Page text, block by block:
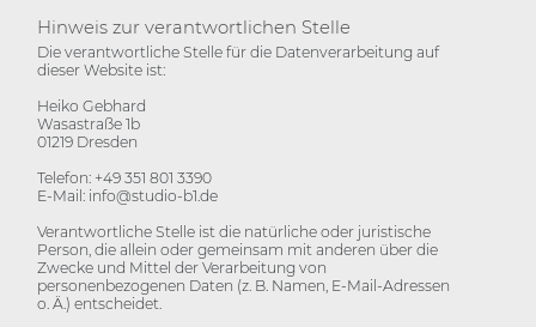
Hinweis zur verantwortlichen Stelle
Die verantwortliche Stelle für die Datenverarbeitung auf
dieser Website ist:
Heiko Gebhard
Wasastraße 1b
01219 Dresden
Telefon: +49 351 801 3390
E-Mail: info@studio-b1.de
Verantwortliche Stelle ist die natürliche oder juristische
Person, die allein oder gemeinsam mit anderen über die
Zwecke und Mittel der Verarbeitung von
personenbezogenen Daten (z. B. Namen, E-Mail-Adressen
o. Ä.) entscheidet.